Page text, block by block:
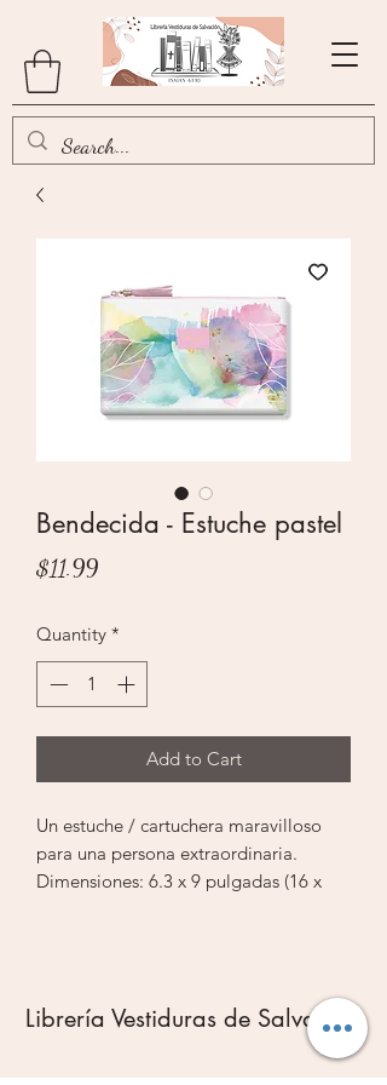
Bendecida - Estuche pastel
$11.99Price
Quantity *
Add to Cart
Un estuche / cartuchera maravilloso
para una persona extraordinaria.
Dimensiones: 6.3 x 9 pulgadas (16 x
Librería Vestiduras de Salvación